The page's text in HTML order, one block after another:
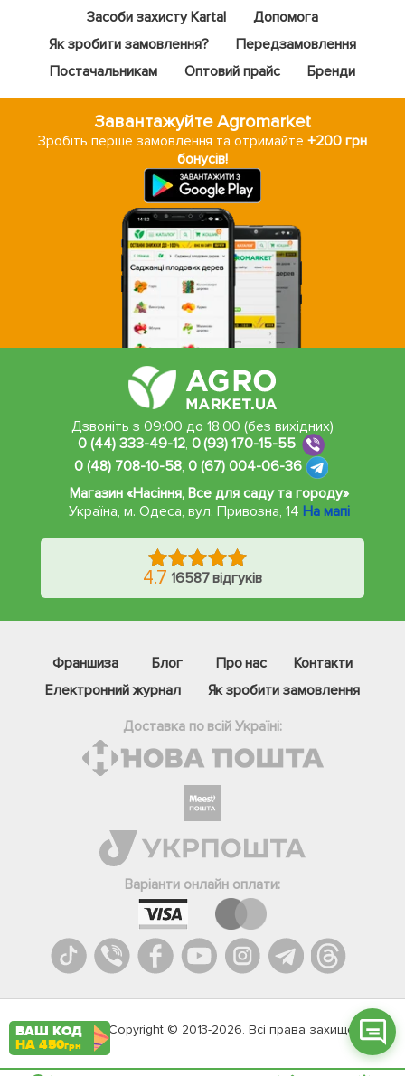
Засоби захисту Kartal
Допомога
Як зробити замовлення?
Передзамовлення
Постачальникам
Оптовий прайс Бренди
Завантажуйте Agromarket
Зробіть перше замовлення та отримайте+200 грн
бонусів!
Дзвоніть з 09:00 до 18:00 (без вихідних)
0 (44) 333-49-12, 0 (93) 170-15-55,
0 (48) 708-10-58, 0 (67) 004-06-36
Магазин «Насіння, Все для саду та городу»
Україна, м. Одеса,вул. Привозна, 14 На мапі
4.7 16587 відгуків
Франшиза Блог Про нас
Контакти
Електронний журнал
Як зробити замовлення
Доставка по всій Україні:
Варіанти онлайн оплати:
Agromarket.Copyright © 2013-2026. Всі права захищені
Телеграм
Вайбер
Онлайн чат
ВАШ КОД
НА 450грн